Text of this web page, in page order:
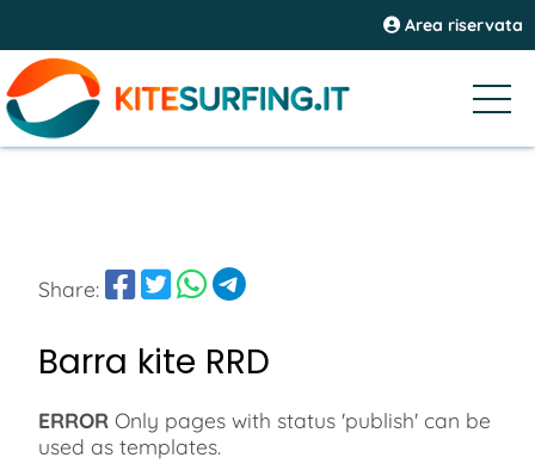
Area riservata
Share:
Barra kite RRD
ERROR Only pages with status 'publish' can be
used as templates.